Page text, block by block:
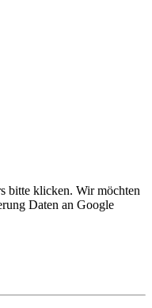
bitte klicken. Wir möchten
Daten an Google